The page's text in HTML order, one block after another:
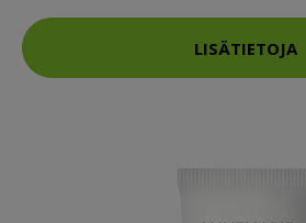
LISÄTIETOJA